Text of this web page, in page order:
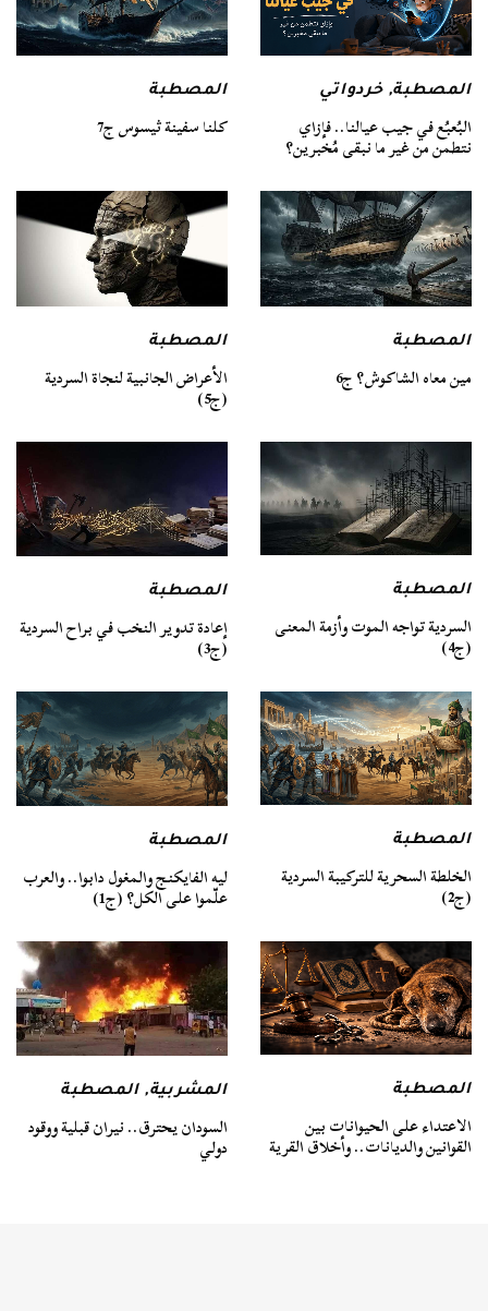
المصطبة,خردواتي
البُعبُع في جيب عيالنا.. فإزاي
نتطمن من غير ما نبقى مُخبرين؟
المصطبة
كلنا سفينة ثيسوس ج7
المصطبة
مين معاه الشاكوش؟ ج6
المصطبة
الأعراض الجانبية لنجاة السردية
(ج5)
المصطبة
السردية تواجه الموت وأزمة المعنى
(ج4)
المصطبة
إعادة تدوير النخب في براح السردية
(ج3)
المصطبة
الخلطة السحرية للتركيبة السردية
(ج2)
المصطبة
ليه الفايكنج والمغول دابوا.. والعرب
علّموا على الكل؟ (ج1)
المصطبة
الاعتداء على الحيوانات بين
القوانين والديانات.. وأخلاق القرية
المشربية,المصطبة
السودان يحترق.. نيران قبلية ووقود
دولي